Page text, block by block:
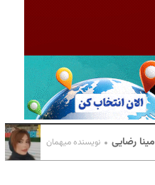
مینا رضایی نویسنده میهمان